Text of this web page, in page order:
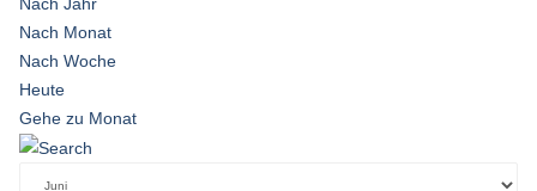
Nach Monat
Nach Woche
Heute
Gehe zu Monat